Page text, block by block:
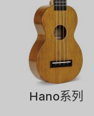
Hano系列